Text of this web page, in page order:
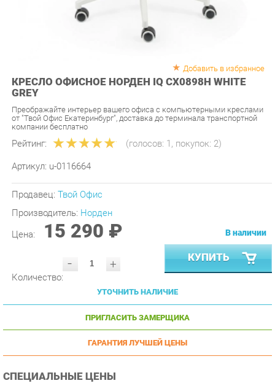
Преображайте интерьер вашего офиса с компьютерными креслами
от "Твой Офис Екатеринбург", доставка до терминала транспортной
Рейтинг: (голосов:1, покупок: 2)
Артикул: u-0116664
Продавец:Твой Офис
Производитель:Норден
Цена: 15 290 ₽
- +
УТОЧНИТЬ НАЛИЧИЕ
СПЕЦИАЛЬНЫЕ ЦЕНЫ
От 4 ед.